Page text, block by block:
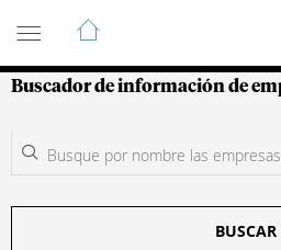
Guía de Empresas
Buscador de información de
BUSCAR